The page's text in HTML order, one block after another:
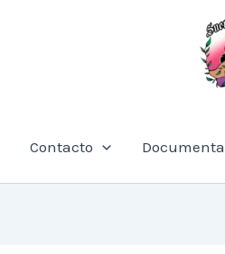
Contacto